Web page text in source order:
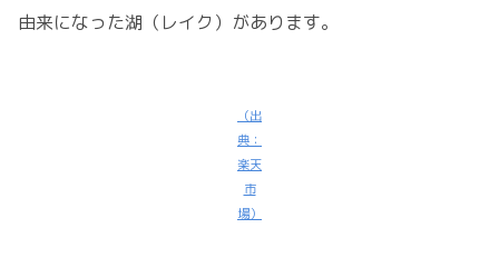
由来になった湖（レイク）があります。
（出
典：
楽天
市
場）